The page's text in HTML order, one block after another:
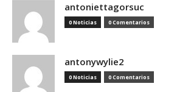
antoniettagorsuc
0 Noticias 0 Comentarios
antonywylie2
0 Noticias 0 Comentarios